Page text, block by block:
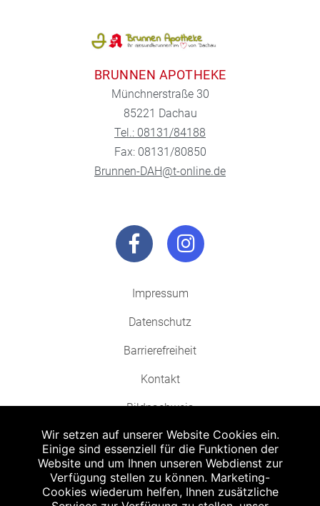
BRUNNEN APOTHEKE
Münchnerstraße 30
85221 Dachau
Tel.: 08131/84188
Fax: 08131/80850
Brunnen-DAH@t-online.de
Impressum
Datenschutz
Barrierefreiheit
Kontakt
Bildnachweis
Abgabe in haushaltsüblichen Mengen, solange der Vorrat reicht. Für Druck-
und Satzfehler keine Haftung.
Wir setzen auf unserer Website Cookies ein.
Einige sind essenziell für die Funktionen der
Website und um Ihnen unseren Webdienst zur
Verfügung stellen zu können. Marketing-
Cookies wiederum helfen, Ihnen zusätzliche